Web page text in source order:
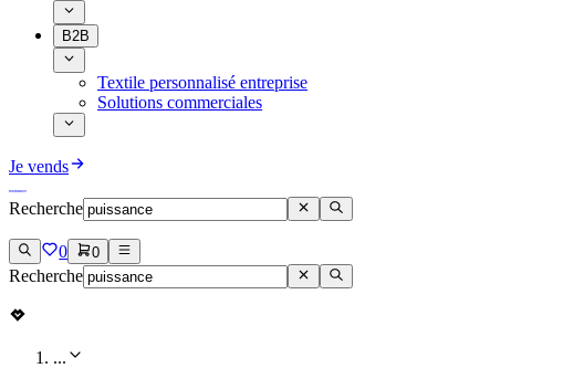
B2B
Textile personnalisé entreprise
Solutions commerciales
Je vends
Recherche
0 0
Recherche
...